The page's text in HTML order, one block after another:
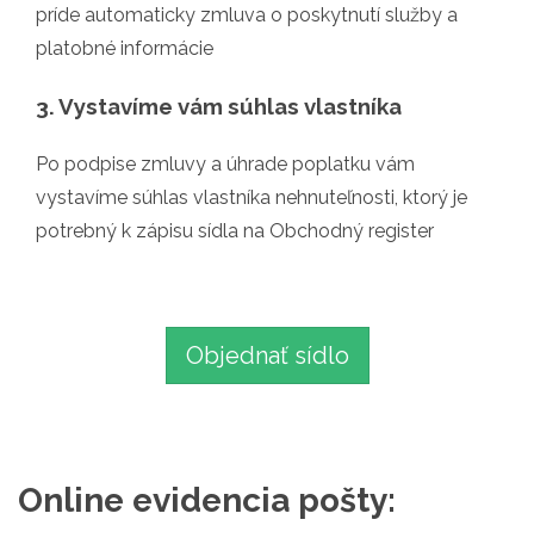
príde automaticky zmluva o poskytnutí služby a
platobné informácie
3. Vystavíme vám súhlas vlastníka
Po podpise zmluvy a úhrade poplatku vám
vystavíme súhlas vlastníka nehnuteľnosti, ktorý je
potrebný k zápisu sídla na Obchodný register
Objednať sídlo
Online evidencia pošty: